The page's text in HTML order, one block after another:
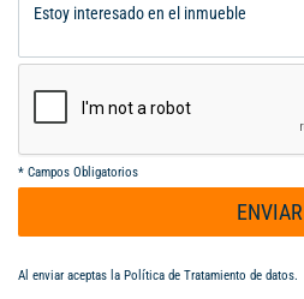
oportunidad es negociable
* Campos Obligatorios
ENVIAR
Al enviar aceptas la Política de Tratamiento de datos.